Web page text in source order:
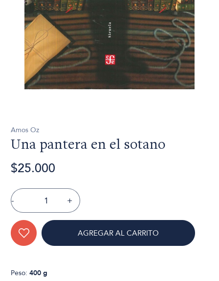
Amos Oz
Una pantera en el sotano
$25.000
- +
AGREGAR AL CARRITO
Peso:400 g